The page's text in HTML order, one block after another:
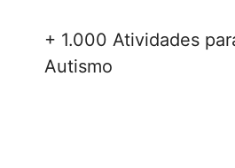
+ 1.000 Atividades
Autismo